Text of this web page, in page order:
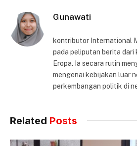
Gunawati
kontributor International
pada peliputan berita dari
Eropa. Ia secara rutin
mengenai kebijakan luar
perkembangan politik di
Related Posts